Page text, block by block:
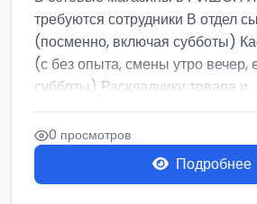
требуются сотрудники В отдел
(посменно, включая субботы)
(с без опыта, смены утро вечер,
субботы) Раскладчики товара и ...
0 просмотров
Подробнее